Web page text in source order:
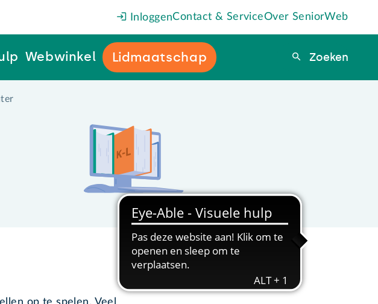
InloggenContact & ServiceOver SeniorWeb
Webwinkel Lidmaatschap Zoeken
Zoeken